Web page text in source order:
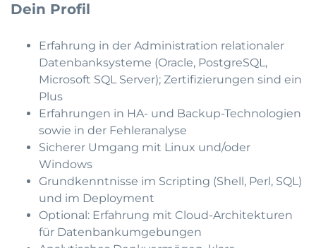
Dein Profil
Erfahrung in der Administration relationaler
Datenbanksysteme (Oracle, PostgreSQL,
Microsoft SQL Server); Zertifizierungen sind ein
Plus
Erfahrungen in HA- und Backup-Technologien
sowie in der Fehleranalyse
Sicherer Umgang mit Linux und/oder
Windows
Grundkenntnisse im Scripting (Shell, Perl, SQL)
und im Deployment
Optional: Erfahrung mit Cloud-Architekturen
für Datenbankumgebungen